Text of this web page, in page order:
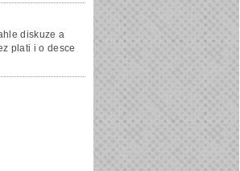
diskuze a
plati i o desce